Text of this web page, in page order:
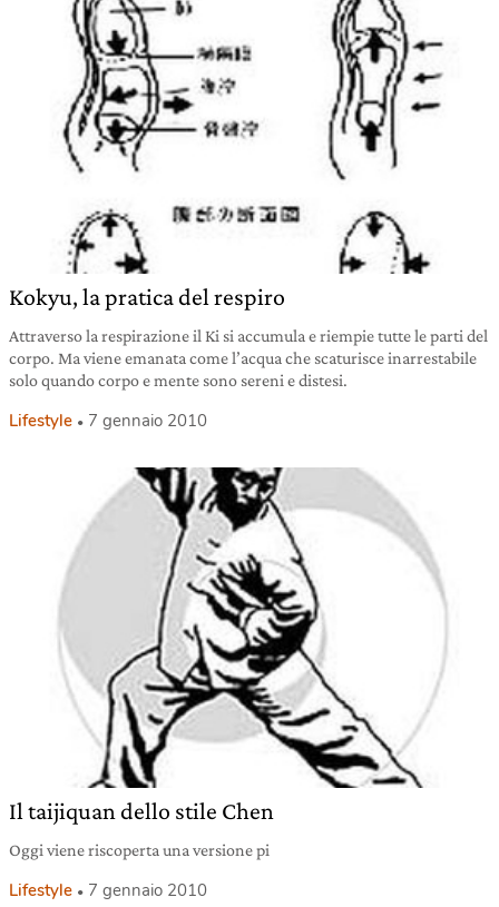
Kokyu, la pratica del respiro
Attraverso la respirazione il Ki si accumula e riempie tutte le parti del
corpo. Ma viene emanata come l’acqua che scaturisce inarrestabile
solo quando corpo e mente sono sereni e distesi.
Lifestyle 7 gennaio 2010
Il taijiquan dello stile Chen
Oggi viene riscoperta una versione pi
Lifestyle 7 gennaio 2010